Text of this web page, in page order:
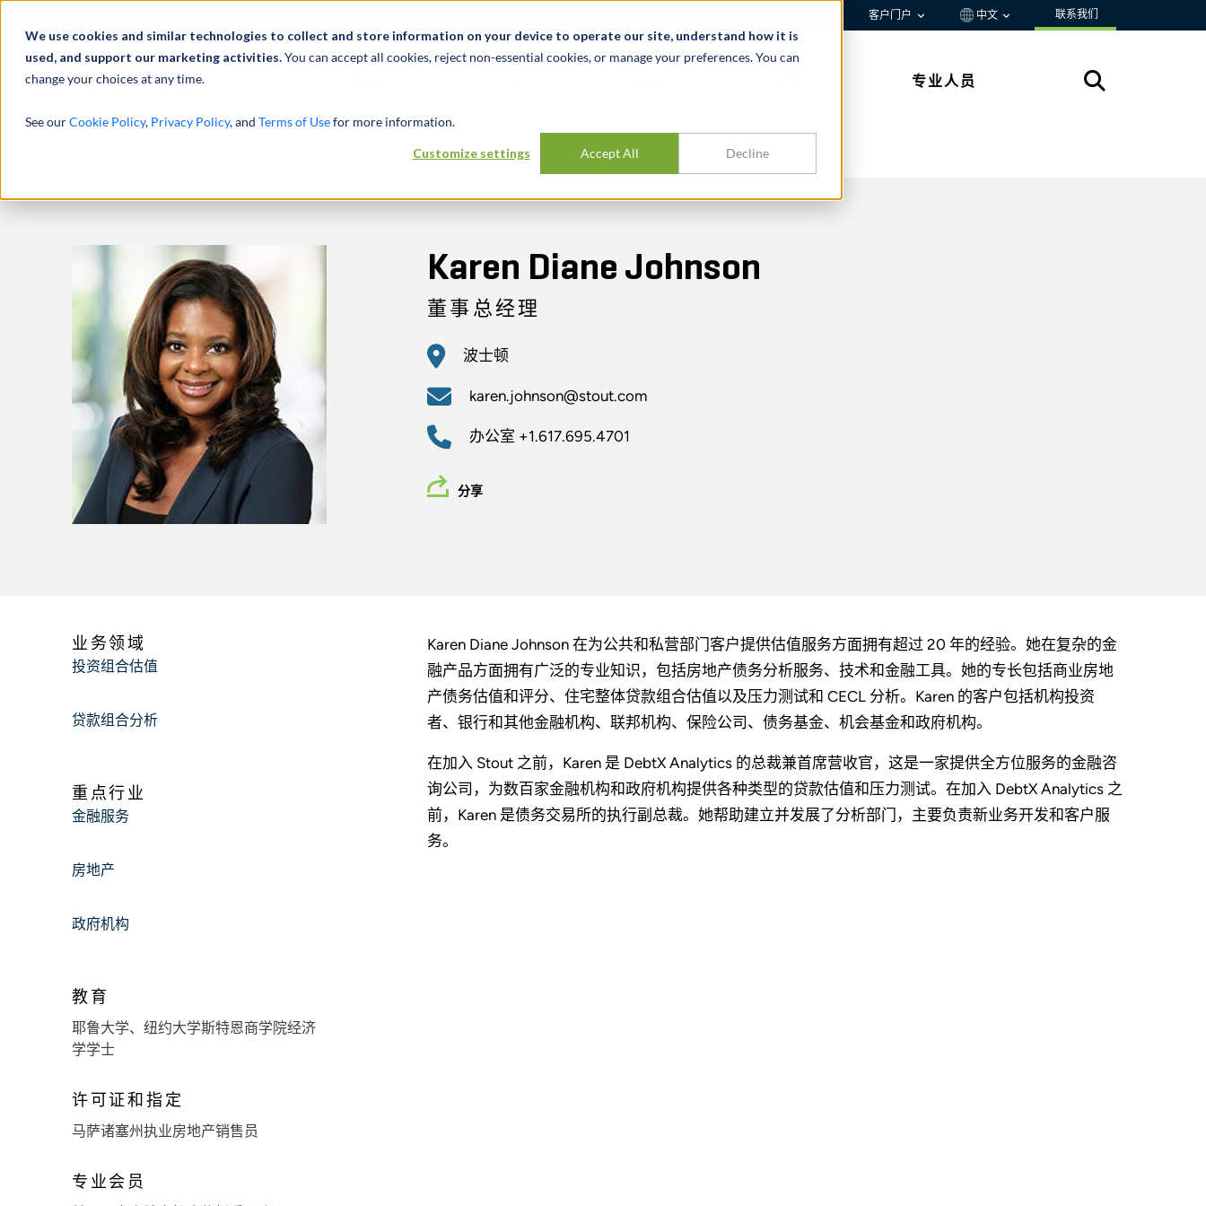
We use cookies and similar technologies to collect and store information on your device to operate our site, understand how it is
used, and support our marketing activities.You can accept all cookies, reject non-essential cookies, or manage your preferences. You can
change your choices at any time.
See ourCookie Policy, Privacy Policy, and Terms of Usefor more information.
Customize settings Accept All Decline
客户门户 中文 联系我们
专业人员
Karen Diane Johnson
董事总经理
波士顿
karen.johnson@stout.com
办公室 +1.617.695.4701
分享
Karen Diane Johnson 在为公共和私营部门客户提供估值服务方面拥有超过 20 年的经验。她在复杂的金
融产品方面拥有广泛的专业知识，包括房地产债务分析服务、技术和金融工具。她的专长包括商业房地
产债务估值和评分、住宅整体贷款组合估值以及压力测试和 CECL 分析。Karen 的客户包括机构投资
者、银行和其他金融机构、联邦机构、保险公司、债务基金、机会基金和政府机构。
在加入 Stout 之前，Karen 是 DebtX Analytics 的总裁兼首席营收官，这是一家提供全方位服务的金融咨
询公司，为数百家金融机构和政府机构提供各种类型的贷款估值和压力测试。在加入 DebtX Analytics 之
前，Karen 是债务交易所的执行副总裁。她帮助建立并发展了分析部门，主要负责新业务开发和客户服
务。
业务领域
投资组合估值
贷款组合分析
重点行业
金融服务
房地产
政府机构
教育
耶鲁大学、纽约大学斯特恩商学院经济
学学士
许可证和指定
马萨诸塞州执业房地产销售员
专业会员